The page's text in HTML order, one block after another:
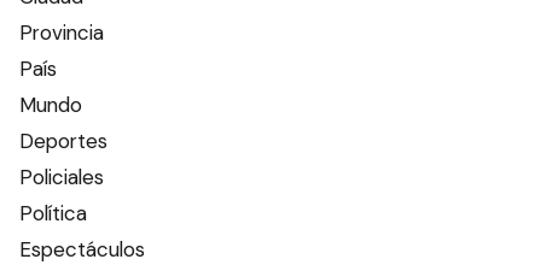
Provincia
País
Mundo
Deportes
Policiales
Política
Espectáculos